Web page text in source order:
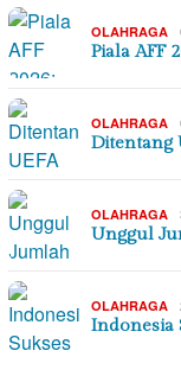
OLAHRAGA
Piala AFF
OLAHRAGA
Ditentang
OLAHRAGA
Unggul
OLAHRAGA
Indonesia